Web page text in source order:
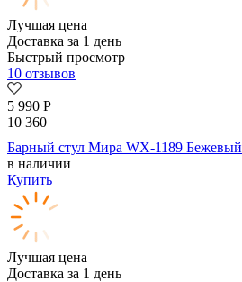
Лучшая цена
Доставка за 1 день
Быстрый просмотр
10 отзывов
5 990 Р
10 360
Барный стул Мира WX-1189 Бежевый
в наличии
Купить
Лучшая цена
Доставка за 1 день